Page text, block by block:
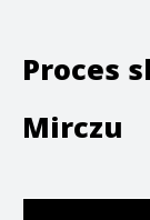
Proces
Mirczu